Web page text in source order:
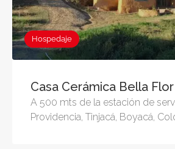
Hospedaje
Casa Cerámica Bella Flor
A 500 mts de la estación de
Providencia, Tinjacá, Boyacá,